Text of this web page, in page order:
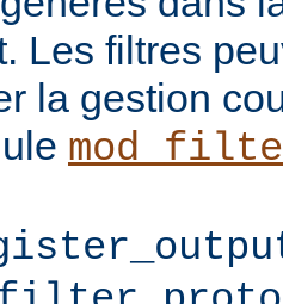
Les filtres
la gestion